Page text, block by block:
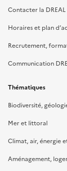
Contacter la DREAL
Horaires et plan
Recrutement,
Communication
Thématiques
Biodiversité,
Mer et littoral
Climat, air, énergie
Aménagement,